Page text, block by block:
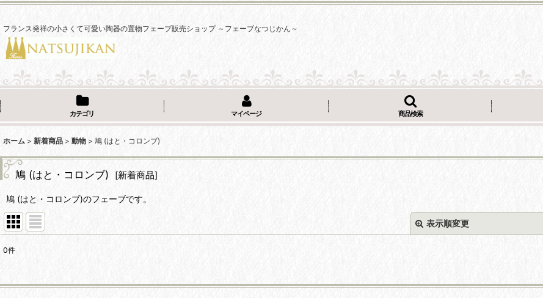
フランス発祥の小さくて可愛い陶器の置物フェーブ販売ショップ ～フェーブなつじかん～
カテゴリ マイページ 商品検索
ホーム > 新着商品 > 動物 > 鳩 (はと・コロンブ)
鳩 (はと・コロンブ) [新着商品]
鳩 (はと・コロンブ)のフェーブです。
表示順変更
0件